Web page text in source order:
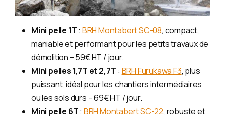
Mini pelle 1T: BRH Montabert SC-08, compact,
maniable et performant pour les petits travaux de
démolition – 59€ HT / jour.
Mini pelles 1,7T et 2,7T : BRH Furukawa F3, plus
puissant, idéal pour les chantiers intermédiaires
ou les sols durs – 69€ HT / jour.
Mini pelle 6T: BRH Montabert SC-22, robuste et